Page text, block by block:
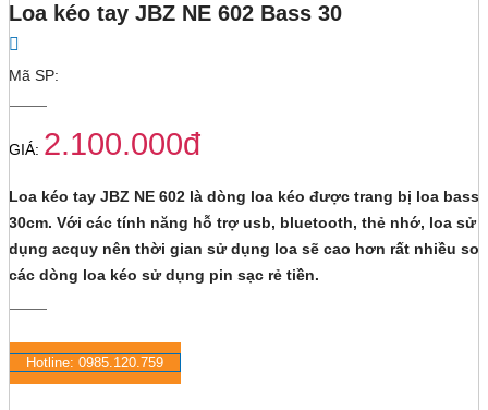
Loa kéo tay JBZ NE 602 Bass 30
Mã SP:
GIÁ: 2.100.000đ
Loa kéo tay JBZ NE 602 là dòng loa kéo được trang bị loa bass
30cm. Với các tính năng hỗ trợ usb, bluetooth, thẻ nhớ, loa sử
dụng acquy nên thời gian sử dụng loa sẽ cao hơn rất nhiều so
các dòng loa kéo sử dụng pin sạc rẻ tiền.
Hotline: 0985.120.759